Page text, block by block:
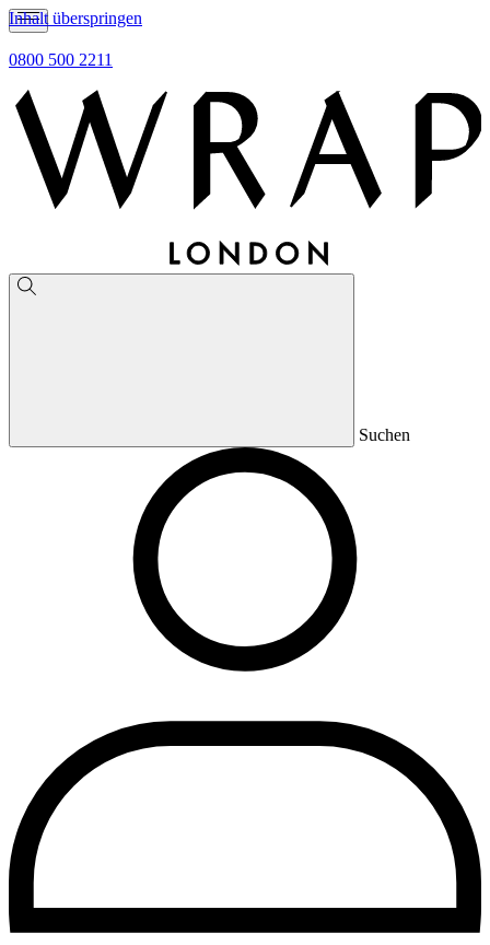
Inhalt überspringen
0800 500 2211
Suchen